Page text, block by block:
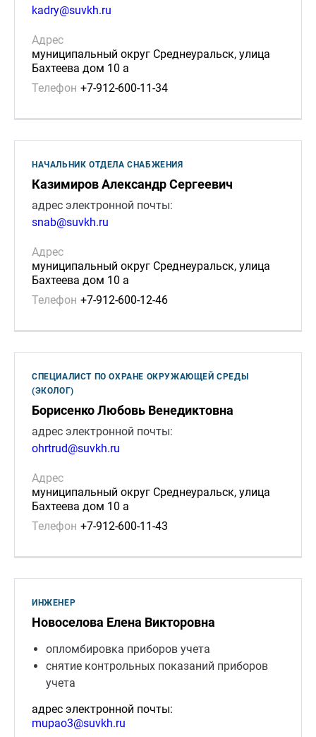
kadry@suvkh.ru
Адрес
муниципальный округ Среднеуральск, улица
Бахтеева дом 10 а
Телефон +7-912-600-11-34
НАЧАЛЬНИК ОТДЕЛА СНАБЖЕНИЯ
Казимиров Александр Сергеевич
адрес электронной почты:
snab@suvkh.ru
Адрес
муниципальный округ Среднеуральск, улица
Бахтеева дом 10 а
Телефон +7-912-600-12-46
СПЕЦИАЛИСТ ПО ОХРАНЕ ОКРУЖАЮЩЕЙ СРЕДЫ
(ЭКОЛОГ)
Борисенко Любовь Венедиктовна
адрес электронной почты:
ohrtrud@suvkh.ru
Адрес
муниципальный округ Среднеуральск, улица
Бахтеева дом 10 а
Телефон +7-912-600-11-43
ИНЖЕНЕР
Новоселова Елена Викторовна
опломбировка приборов учета
снятие контрольных показаний приборов
учета
адрес электронной почты:
mupao3@suvkh.ru